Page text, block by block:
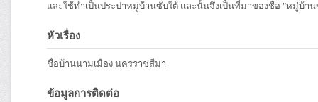
และใช้ทำเป็นประปาหมู่บ้านซับใต้ และนั้นจึงเป็นที่มาของชื่อ "หมู่บ้าน
หัวเรื่อง
ชื่อบ้านนามเมือง นครราชสีมา
ข้อมูลการติดต่อ